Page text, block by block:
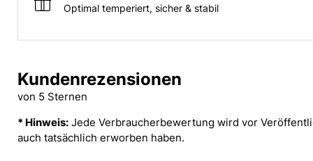
Optimal temperiert, sicher & stabil
Kundenrezensionen
von 5 Sternen
* Hinweis: Jede Verbraucherbewertung wird vor
auch tatsächlich erworben haben.